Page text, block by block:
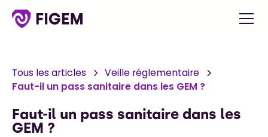
Tous les articles
Veille réglementaire
Faut-il un pass sanitaire dans les GEM ?
Faut-il un pass sanitaire dans les
GEM ?